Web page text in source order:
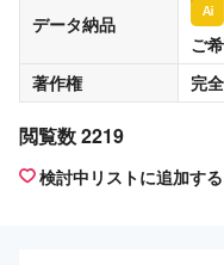
データ納品
ご
著作権
完
閲覧数 2219
検討中リストに追加する